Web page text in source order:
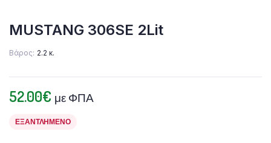
MUSTANG 306SE 2Lit
Βάρος 2.2 κ.
52.00€ με ΦΠΑ
ΕΞΑΝΤΛΗΜΈΝΟ